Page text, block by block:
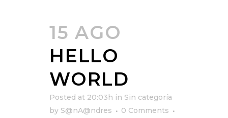
15 AGO
HELLO
WORLD
Posted at 20:03h in Sin categoría
by S@nA@ndres
0 Comments